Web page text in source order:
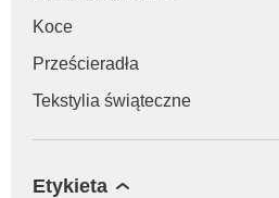
Koce
Prześcieradła
Tekstylia świąteczne
Etykieta